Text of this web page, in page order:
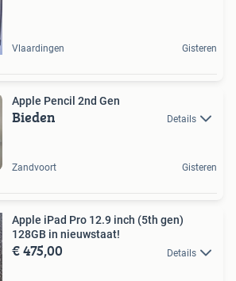
Vlaardingen Gisteren
Apple Pencil 2nd Gen
Bieden Details
Zandvoort Gisteren
Apple iPad Pro 12.9 inch (5th gen)
128GB in nieuwstaat!
€ 475,00 Details